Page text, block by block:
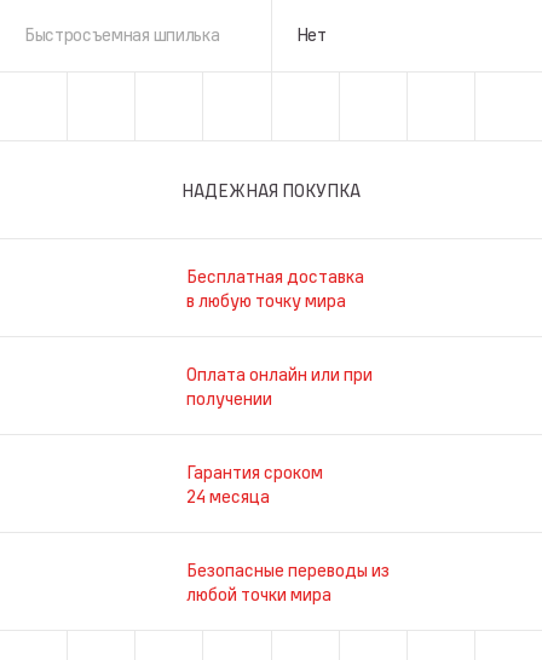
Быстросъемная шпилька Нет
НАДЕЖНАЯ ПОКУПКА
Бесплатная доставка
в любую точку мира
Оплата онлайн или при
получении
Гарантия сроком
24 месяца
Безопасные переводы из
любой точки мира